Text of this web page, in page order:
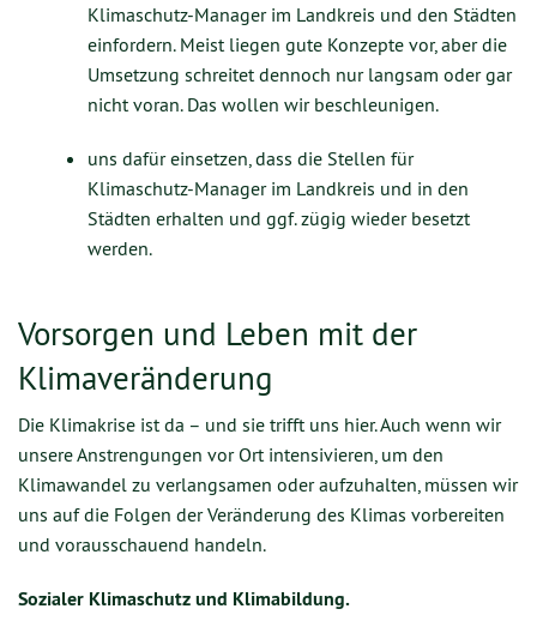
Klimaschutz-Manager im Landkreis und den Städten
einfordern. Meist liegen gute Konzepte vor, aber die
Umsetzung schreitet dennoch nur langsam oder gar
nicht voran. Das wollen wir beschleunigen.
uns dafür einsetzen, dass die Stellen für
Klimaschutz-Manager im Landkreis und in den
Städten erhalten und ggf. zügig wieder besetzt
werden.
Vorsorgen und Leben mit der
Klimaveränderung
Die Klimakrise ist da – und sie trifft uns hier. Auch wenn wir
unsere Anstrengungen vor Ort intensivieren, um den
Klimawandel zu verlangsamen oder aufzuhalten, müssen wir
uns auf die Folgen der Veränderung des Klimas vorbereiten
und vorausschauend handeln.
Sozialer Klimaschutz und Klimabildung.